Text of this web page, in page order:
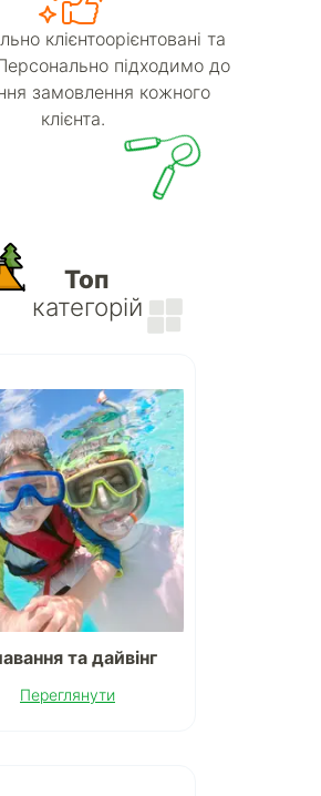
клієнтоорієнтовані та
Персонально підходимо до
замовлення кожного
клієнта.
Топ
категорій
та дайвінг
Переглянути